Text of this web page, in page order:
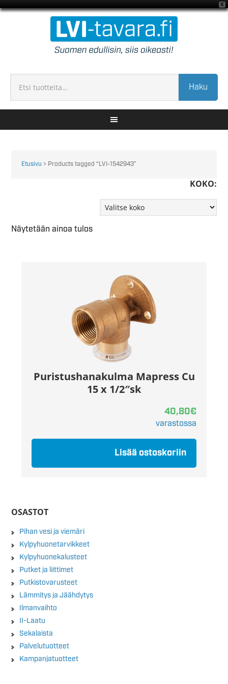
X
Haku
Etusivu > Products tagged “LVI-1542943”
KOKO:
Näytetään ainoa tulos
Puristushanakulma Mapress Cu
15 x 1/2″sk
40,80€
varastossa
Lisää ostoskoriin
OSASTOT
Pihan vesi ja viemäri
Kylpyhuonetarvikkeet
Kylpyhuonekalusteet
Putket ja liittimet
Putkistovarusteet
Lämmitys ja Jäähdytys
Ilmanvaihto
II-Laatu
Sekalaista
Palvelutuotteet
Kampanjatuotteet